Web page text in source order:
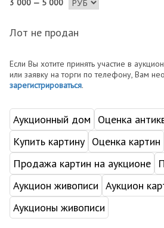
3 000 — 5 000
Лот не продан
Если Вы хотите принять участие в
или заявку на торги по телефону, Вам
зарегистрироваться.
Аукционный дом
Оценка
Купить картину Оценка картин
Продажа картин на аукционе
Аукцион живописи Аукцион
Аукционы живописи